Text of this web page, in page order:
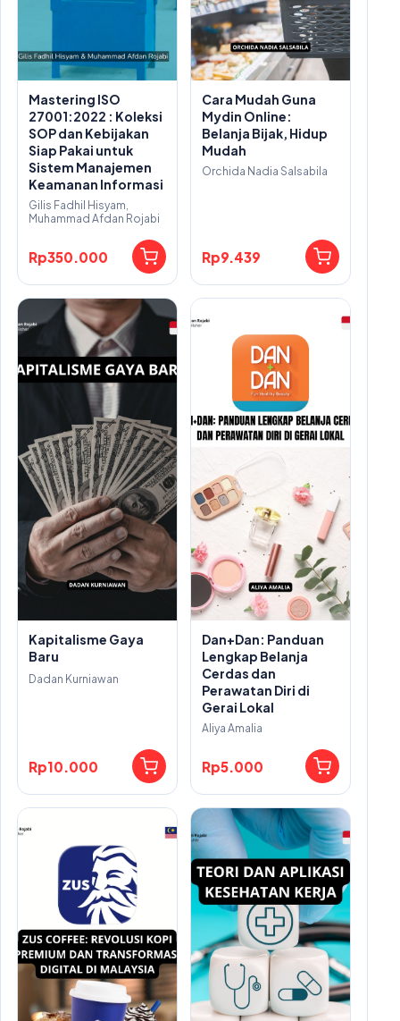
Mastering ISO
27001:2022 : Koleksi
SOP dan Kebijakan
Siap Pakai untuk
Sistem Manajemen
Keamanan Informasi
Gilis Fadhil Hisyam,
Muhammad Afdan Rojabi
Rp350.000
Cara Mudah Guna
Mydin Online:
Belanja Bijak, Hidup
Mudah
Orchida Nadia Salsabila
Rp9.439
Kapitalisme Gaya
Baru
Dadan Kurniawan
Rp10.000
Dan+Dan: Panduan
Lengkap Belanja
Cerdas dan
Perawatan Diri di
Gerai Lokal
Aliya Amalia
Rp5.000